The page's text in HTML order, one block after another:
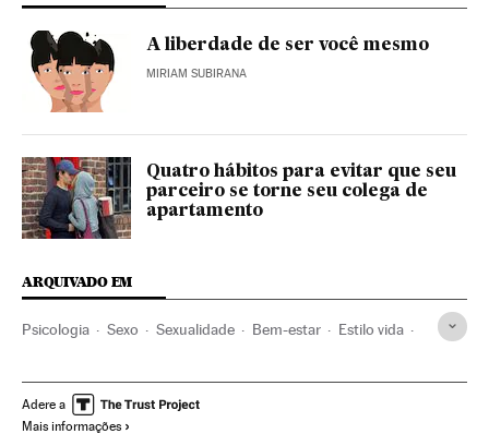
A liberdade de ser você mesmo
MIRIAM SUBIRANA
Quatro hábitos para evitar que seu
parceiro se torne seu colega de
apartamento
ARQUIVADO EM
Psicologia Sexo Sexualidade Bem-estar Estilo vida
Adere a
Mais informações